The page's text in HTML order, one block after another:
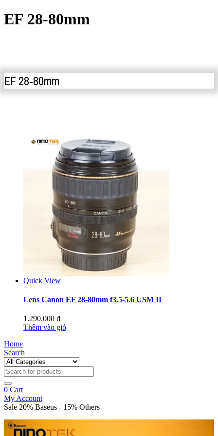
EF 28-80mm
EF 28-80mm
Quick View
Lens Canon EF 28-80mm f3.5-5.6 USM II
1.290.000 ₫
Thêm vào giỏ
Home
Search
0 Cart
My Account
Sale 20% Baseus - 15% Others